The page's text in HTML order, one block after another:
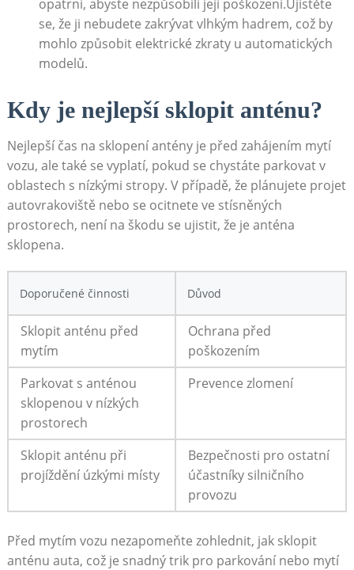
opatrní, abyste nezpůsobili její poškození.Ujistěte
se, že ‌ji nebudete zakrývat vlhkým hadrem, což by
mohlo způsobit elektrické zkraty u‌ automatických
modelů.
Kdy je nejlepší sklopit anténu?
Nejlepší čas na sklopení antény je před zahájením mytí‌
vozu, ale také se vyplatí, pokud se chystáte ‍parkovat v
oblastech s nízkými stropy. V případě, že plánujete ‌projet
autovrakoviště nebo se ocitnete ve stísněných
prostorech, ⁤není na škodu se ujistit, že je anténa
sklopena.
Doporučené činnosti Důvod
Sklopit anténu před
mytím
Ochrana před
poškozením
Parkovat s anténou
sklopenou v nízkých‍
prostorech
Prevence zlomení
Sklopit anténu při
projíždění úzkými místy
Bezpečnosti pro ostatní
účastníky silničního
provozu
Před mytím vozu nezapomeňte zohlednit, jak sklopit
anténu auta, což je ​snadný trik‍ pro parkování nebo mytí